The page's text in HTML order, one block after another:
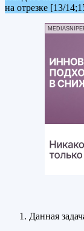
на отрезке [13/
Данная